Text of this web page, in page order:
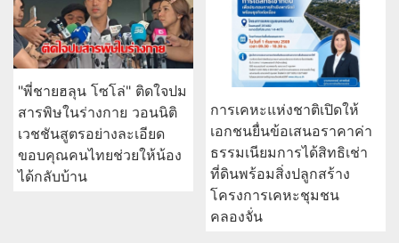
"พี่ชายฮลุน โซโล่" ติดใจปม
สารพิษในร่างกาย วอนนิติ
เวชชันสูตรอย่างละเอียด
ขอบคุณคนไทยช่วยให้น้อง
ได้กลับบ้าน
การเคหะแห่งชาติเปิดให้
เอกชนยื่นข้อเสนอราคาค่า
ธรรมเนียมการได้สิทธิเช่า
ที่ดินพร้อมสิ่งปลูกสร้าง
โครงการเคหะชุมชน
คลองจั่น